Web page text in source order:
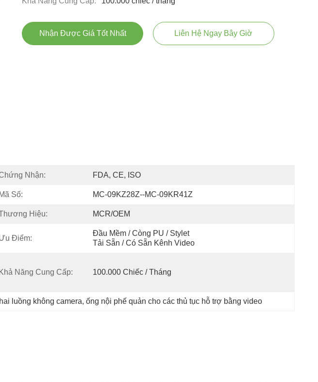
Nhận Được Giá Tốt Nhất Liên Hệ Ngay Bây Giờ
Nhận: FDA, CE, ISO
Mã Số: MC-09KZ28Z--MC-09KR41Z
Hiệu: MCR/OEM
Điểm:
Đầu Mềm / Còng PU / Stylet
Tải Sẵn / Có Sẵn Kênh Video
Khả Năng Cung Cấp: 100.000 Chiếc / Tháng
luồng không camera, ống nội phế quản cho các thủ tục hỗ trợ bằng video